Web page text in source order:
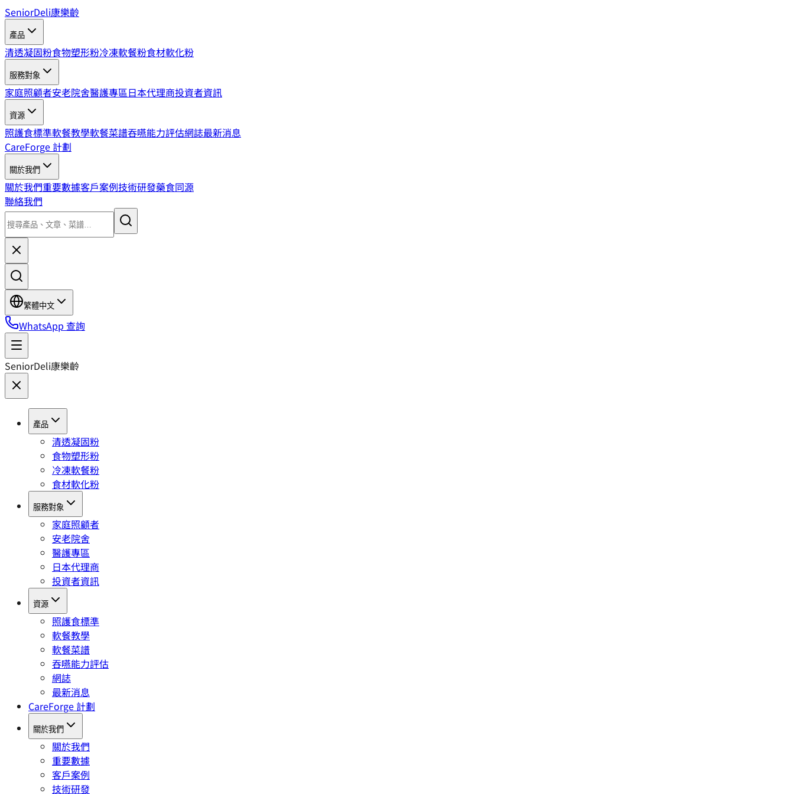
SeniorDeli康樂齡
產品
清透凝固粉食物塑形粉冷凍軟餐粉食材軟化粉
服務對象
家庭照顧者安老院舍醫護專區日本代理商投資者資訊
資源
照護食標準軟餐教學軟餐菜譜吞嚥能力評估網誌最新消息
CareForge 計劃
關於我們
關於我們重要數據客戶案例技術研發藥食同源
聯絡我們
繁體中文
WhatsApp 查詢
SeniorDeli康樂齡
產品
清透凝固粉
食物塑形粉
冷凍軟餐粉
食材軟化粉
服務對象
家庭照顧者
安老院舍
醫護專區
日本代理商
投資者資訊
資源
照護食標準
軟餐教學
軟餐菜譜
吞嚥能力評估
網誌
最新消息
CareForge 計劃
關於我們
關於我們
重要數據
客戶案例
技術研發